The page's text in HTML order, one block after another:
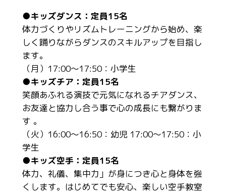
●キッズダンス：定員15名
体力づくりやリズムトレーニングから始め、楽
しく踊りながらダンスのスキルアップを目指し
ます。
（月）17:00～17:50：小学生
●キッズチア：定員15名
笑顔あふれる演技で元気になれるチアダンス、
お友達と協力し合う事で心の成長にも繋がりま
す 。
（火）16:00～16:50：幼児 17:00～17:50：小
学生
●キッズ空手：定員15名
体力、礼儀、集中力」が身につき心と身体を強
くします。はじめてでも安心、楽しい空手教室